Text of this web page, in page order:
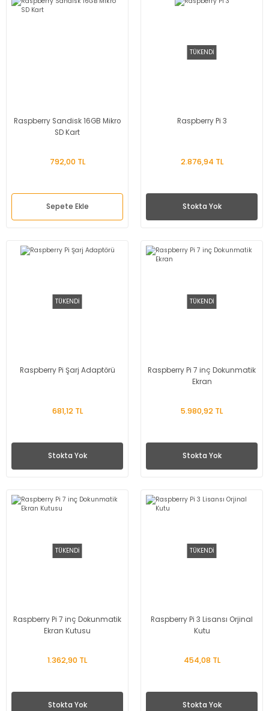
Raspberry Sandisk 16GB Mikro
SD Kart
792,00 TL
Sepete Ekle
TÜKENDİ
Raspberry Pi 3
2.876,94 TL
Stokta Yok
TÜKENDİ
Raspberry Pi Şarj Adaptörü
681,12 TL
Stokta Yok
TÜKENDİ
Raspberry Pi 7 inç Dokunmatik
Ekran
5.980,92 TL
Stokta Yok
TÜKENDİ
Raspberry Pi 7 inç Dokunmatik
Ekran Kutusu
1.362,90 TL
Stokta Yok
TÜKENDİ
Raspberry Pi 3 Lisansı Orjinal
Kutu
454,08 TL
Stokta Yok